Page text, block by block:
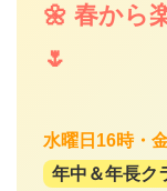
🌼 春から
🌷
水曜日16時・
年中＆年長ク